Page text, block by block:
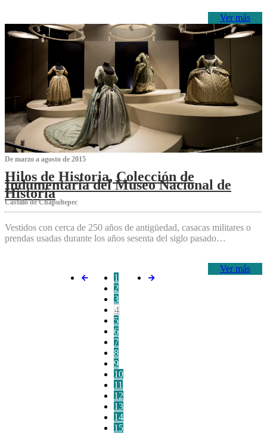
Ver más
De marzo a agosto de 2015
Hilos de Historia, Colección de
Indumentaria del Museo Nacional de
Historia
Castillo de Chapultepec
Vestidos con cerca de 250 años de antigüedad, casacas militares o
prendas usadas durante los años sesenta del siglo pasado…
Ver más
1
2
3
4
5
6
7
8
9
10
11
12
13
14
15